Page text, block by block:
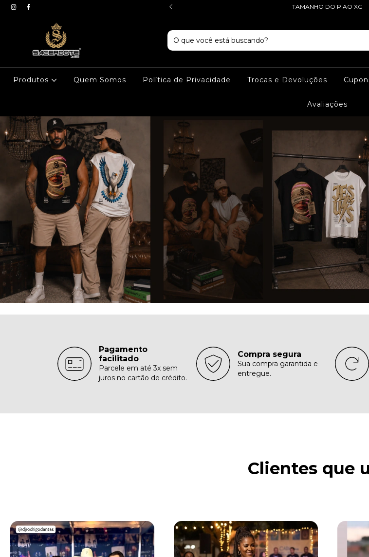
PREMIUM TAMANHO DO P AO XG
Produtos Quem Somos Política de Privacidade Trocas e Devoluções
Avaliações
Pagamento
facilitado
Parcele em até 3x sem
juros no cartão de crédito.
Compra segura
Sua compra garantida e
entregue.